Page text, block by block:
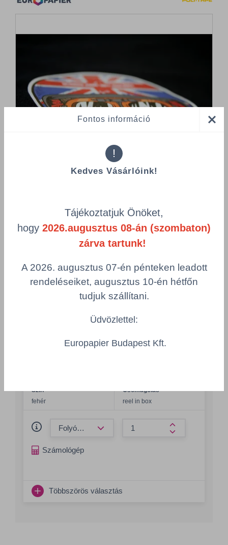
kategóriákra)
Termékek oldalanként
product-
grid.filter.title.mobile
Visszaállítás
Szín
fehér
Csomagolás
reel in box
Összeg
Számológép
Többszörös választás
Fontos információ
!
Kedves Vásárlóink!
Tájékoztatjuk Önöket,
hogy 2026.augusztus 08-án (szombaton)
zárva tartunk!
A 2026. augusztus 07-én pénteken leadott
rendeléseiket, augusztus 10-én hétfőn
tudjuk szállítani.
Üdvözlettel:
Europapier Budapest Kft.